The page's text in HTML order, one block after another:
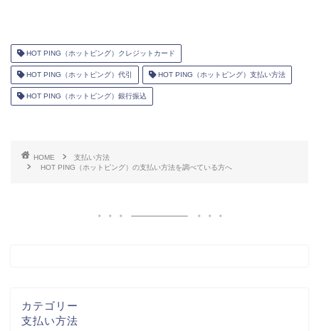
HOT PING（ホットピング）クレジットカード
HOT PING（ホットピング）代引 HOT PING（ホットピング）支払い方法
HOT PING（ホットピング）銀行振込
HOME
支払い方法
HOT PING（ホットピング）の支払い方法を調べている方へ
カテゴリー
支払い方法